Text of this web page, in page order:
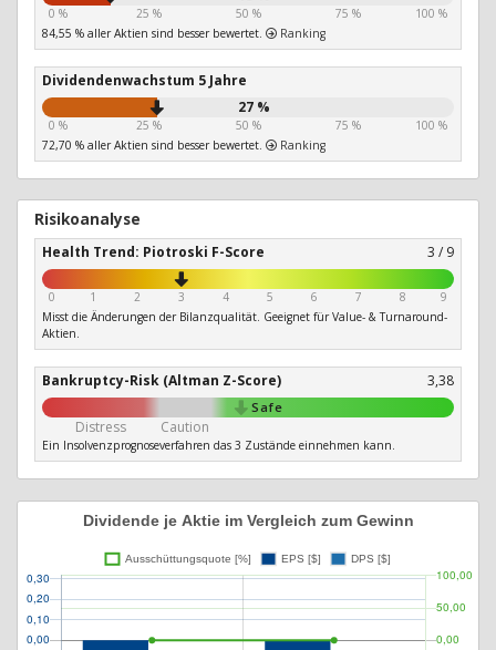
0 % 25 % 50 % 75 %
100 %
84,55 % aller Aktien sind besser bewertet.
Ranking
Dividendenwachstum 5 Jahre
27 %
0 % 25 % 50 % 75 %
100 %
72,70 % aller Aktien sind besser bewertet.
Ranking
Risikoanalyse
Health Trend: Piotroski F-Score 3 / 9
0 1 2 3 4 5 6 7 8
9
Misst die Änderungen der Bilanzqualität. Geeignet für Value- & Turnaround-
Aktien.
Bankruptcy-Risk (Altman Z-Score) 3,38
Safe
Distress Caution
Ein Insolvenzprognoseverfahren das 3 Zustände einnehmen kann.